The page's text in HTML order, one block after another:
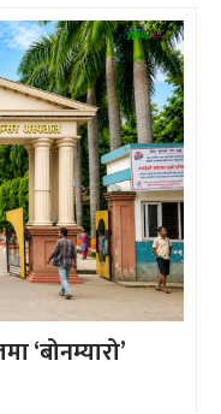
‘बोनम्यारो’